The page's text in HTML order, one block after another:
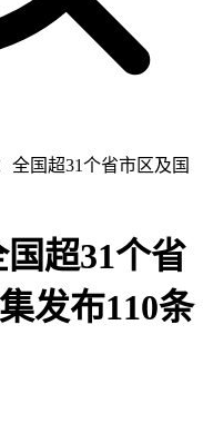
全国超31个省市区及国
超31个省
发布110条